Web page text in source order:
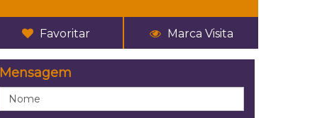
Favoritar Marca Visita
Mensagem